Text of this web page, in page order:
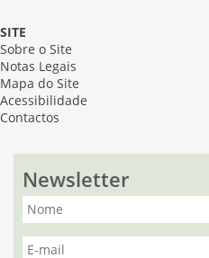
SITE
Sobre o Site
Notas Legais
Mapa do Site
Acessibilidade
Contactos
Newsletter